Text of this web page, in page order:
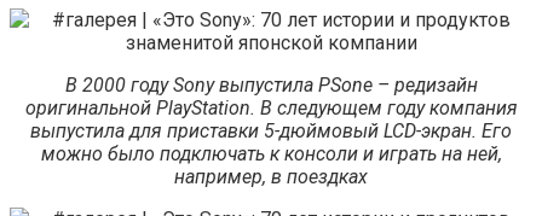
В 2000 году Sony выпустила PSone – редизайн
оригинальной PlayStation. В следующем году компания
выпустила для приставки 5-дюймовый LCD-экран. Его
можно было подключать к консоли и играть на ней,
например, в поездках